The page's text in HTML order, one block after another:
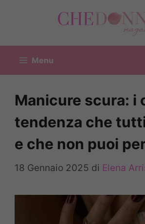
Menu
Manicure scura: i
tendenza che
e che non puoi
18 Gennaio 2025 di Elena